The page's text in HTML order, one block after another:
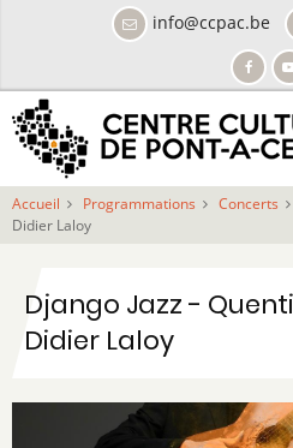
principal
info@ccpac.be
Accueil Programmations Concerts
Didier Laloy
Django Jazz -
Didier Laloy